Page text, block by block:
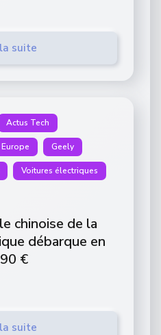
suite
Actus Tech
Europe Geely
Voitures électriques
chinoise de la
débarque en
€
suite